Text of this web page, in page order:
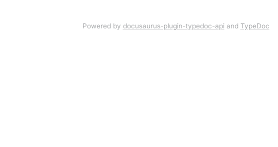
Powered by docusaurus-plugin-typedoc-api and TypeDoc